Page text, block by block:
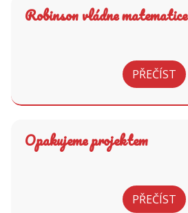
Robinson vládne matematice
PŘEČÍST
Opakujeme projektem
PŘEČÍST